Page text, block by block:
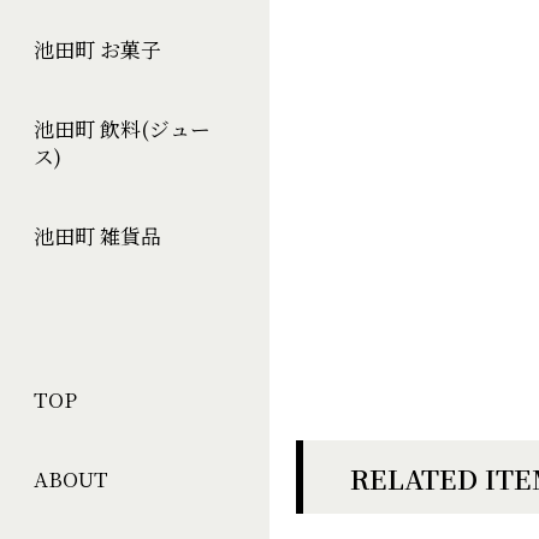
TOP
ABOUT
池田町 お菓子
池田町 飲料(ジュー
ス)
池田町 雑貨品
RELATED